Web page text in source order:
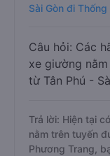
Sài Gòn đi
Câu hỏi: Các
xe giường
từ Tân Phú -
Trả lời: Hiện tại
nằm trên tuyến
Phương Trang,